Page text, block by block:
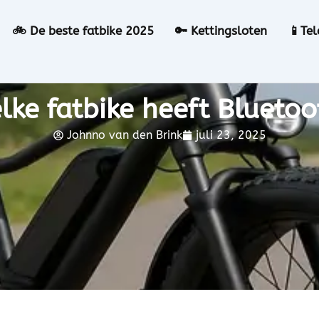
🚲 De beste fatbike 2025 🔑 Kettingsloten
fatbike heeft
Johnno van den Brink juli 23, 2025